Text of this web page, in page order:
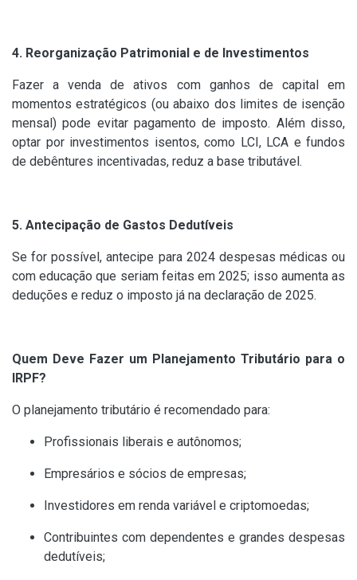
4. Reorganização Patrimonial e de Investimentos
Fazer a venda de ativos com ganhos de capital em
momentos estratégicos (ou abaixo dos limites de isenção
mensal) pode evitar pagamento de imposto. Além disso,
optar por investimentos isentos, como LCI, LCA e fundos
de debêntures incentivadas, reduz a base tributável.
5. Antecipação de Gastos Dedutíveis
Se for possível, antecipe para 2024 despesas médicas ou
com educação que seriam feitas em 2025; isso aumenta as
deduções e reduz o imposto já na declaração de 2025.
Quem Deve Fazer um Planejamento Tributário para o
IRPF?
O planejamento tributário é recomendado para:
Profissionais liberais e autônomos;
Empresários e sócios de empresas;
Investidores em renda variável e criptomoedas;
Contribuintes com dependentes e grandes despesas
dedutíveis;